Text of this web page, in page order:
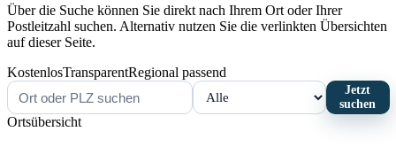
Über die Suche können Sie direkt nach Ihrem Ort oder Ihrer
Postleitzahl suchen. Alternativ nutzen Sie die verlinkten Übersichten
auf dieser Seite.
KostenlosTransparentRegional passend
Jetzt
suchen
Ortsübersicht